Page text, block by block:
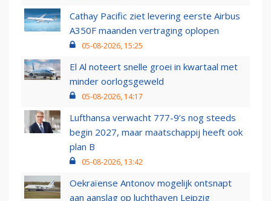
Cathay Pacific ziet levering eerste Airbus
A350F maanden vertraging oplopen
05-08-2026, 15:25
El Al noteert snelle groei in kwartaal met
minder oorlogsgeweld
05-08-2026, 14:17
Lufthansa verwacht 777-9’s nog steeds
begin 2027, maar maatschappij heeft ook
plan B
05-08-2026, 13:42
Oekraïense Antonov mogelijk ontsnapt
aan aanslag op luchthaven Leipzig